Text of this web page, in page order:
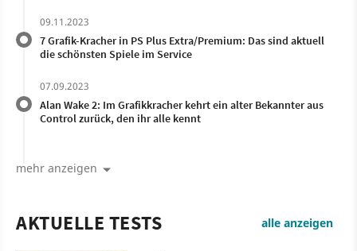
09.11.2023
7 Grafik-Kracher in PS Plus Extra/Premium: Das sind aktuell
die schönsten Spiele im Service
07.09.2023
Alan Wake 2: Im Grafikkracher kehrt ein alter Bekannter aus
Control zurück, den ihr alle kennt
mehr anzeigen
AKTUELLE TESTS alle anzeigen